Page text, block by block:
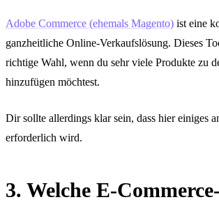
Adobe Commerce (ehemals Magento) ist eine
ganzheitliche Online-Verkaufslösung. Dieses
richtige Wahl, wenn du sehr viele Produkte zu
hinzufügen möchtest.
Dir sollte allerdings klar sein, dass hier einiges
erforderlich wird.
3. Welche E-